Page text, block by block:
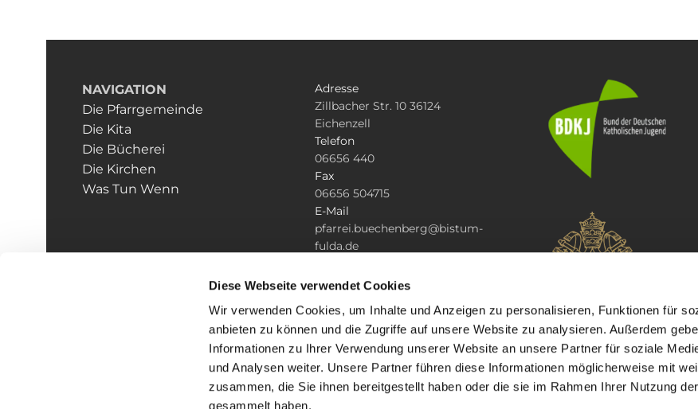
Diese Webseite verwendet Cookies
Wir verwenden Cookies, um Inhalte und Anzeigen zu personalisieren, Funktionen für
anbieten zu können und die Zugriffe auf unsere Website zu analysieren. Außerdem
Informationen zu Ihrer Verwendung unserer Website an unsere Partner für soziale
und Analysen weiter. Unsere Partner führen diese Informationen möglicherweise mit
zusammen, die Sie ihnen bereitgestellt haben oder die sie im Rahmen Ihrer Nutzung
gesammelt haben.
NAVIGATION
Die Pfarrgemeinde
Die Kita
Die Bücherei
Die Kirchen
Was Tun Wenn
Adresse
Zillbacher Str. 10 36124
Eichenzell
Telefon
06656 440
Fax
06656 504715
E-Mail
pfarrei.buechenberg@bistum-
fulda.de